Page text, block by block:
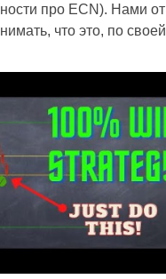
про ECN). Нами
что это, по